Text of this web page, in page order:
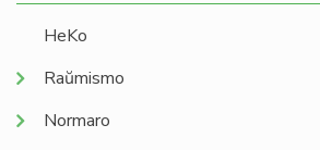
HeKo
Raŭmismo
Normaro